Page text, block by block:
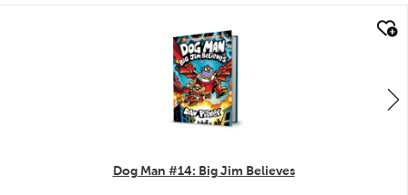
Dog Man #14: Big Jim Believes